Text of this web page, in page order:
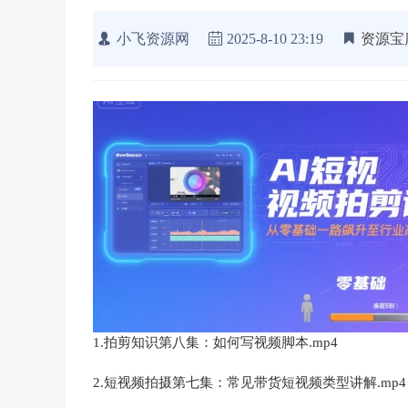
小飞资源网 2025-8-10 23:19 资源宝
1.拍剪知识第八集：如何写视频脚本.mp4
2.短视频拍摄第七集：常见带货短视频类型讲解.mp4